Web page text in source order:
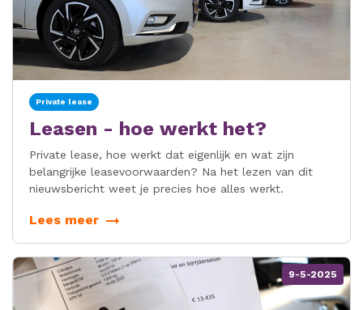
Private lease
Leasen - hoe werkt het?
Private lease, hoe werkt dat eigenlijk en wat zijn
belangrijke leasevoorwaarden? Na het lezen van dit
nieuwsbericht weet je precies hoe alles werkt.
Lees meer
9-5-2025